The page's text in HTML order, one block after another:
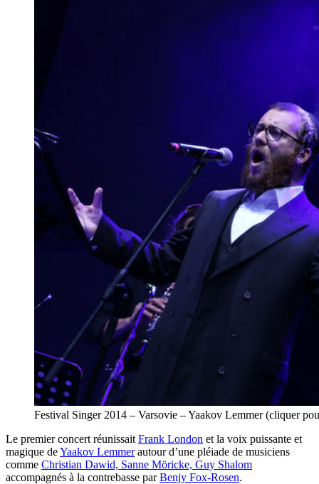
Festival Singer 2014 – Varsovie – Yaakov Lemmer (cliquer
Le premier concert réunissait Frank London et la voix puissante et
magique deYaakov Lemmerautour d’une pléiade de musiciens
comme Christian Dawid, Sanne Möricke, Guy Shalom
accompagnés à la contrebasse parBenjy Fox-Rosen.